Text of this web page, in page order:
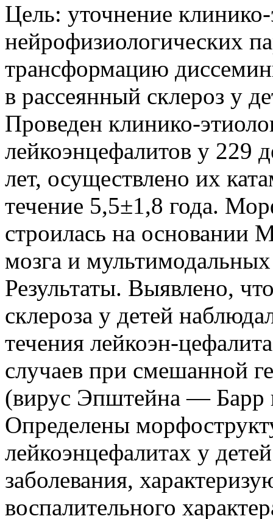
Цель: уточнение
нейрофизиологических
трансформацию
в рассеянный склероз у
Проведен клинико-
лейкоэнцефалитов у 229
лет, осуществлено их
течение 5,5±1,8 года.
строилась на основании
мозга и
Результаты. Выявлено,
склероза у детей
течения лейкоэн-
случаев при смешанной
(вирус Эпштейна — Барр
Определены
лейкоэнцефалитах у
заболевания,
воспалительного